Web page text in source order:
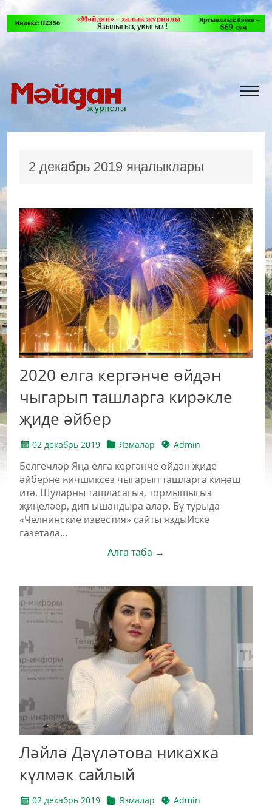
2 декабрь 2019 яңалыклары
2020 елга кергәнче өйдән
чыгарып ташларга кирәкле
җиде әйбер
02 декабрь 2019 Язмалар Admin
Белгечләр Яңа елга кергәнче өйдән җиде
әйберне һичшиксез чыгарып ташларга киңәш
итә. Шуларны ташласагыз, тормышыгыз
җиңеләер, дип ышандыра алар. Бу турыда
«Челнинские известия» сайты яздыИске
газетала...
Алга таба →
Ләйлә Дәүләтова никахка
күлмәк сайлый
02 декабрь 2019 Язмалар Admin